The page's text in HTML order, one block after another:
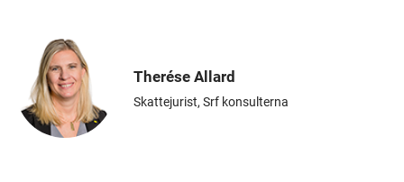
Therése Allard
Skattejurist, Srf konsulterna